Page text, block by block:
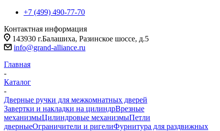
+7 (499) 490-77-70
Контактная информация
143930 г.Балашиха, Разинское шоссе, д.5
info@grand-alliance.ru
Главная
-
Каталог
-
Дверные ручки для межкомнатных дверей
Завертки и накладки на цилиндрВрезные
механизмыЦилиндровые механизмыПетли
дверныеОграничители и ригелиФурнитура для раздвижных